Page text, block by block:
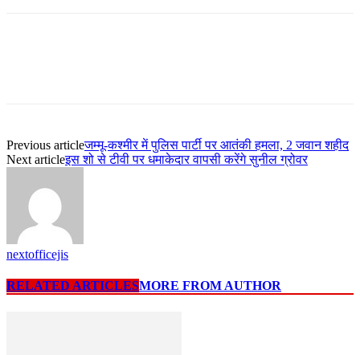
Previous articleजम्मू-कश्मीर में पुलिस पार्टी पर आतंकी हमला, 2 जवान शहीद
Next articleइस शो से टीवी पर धमाकेदार वापसी करेंगे सुनील ग्रोवर
nextofficejis
RELATED ARTICLESMORE FROM AUTHOR